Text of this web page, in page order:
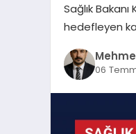
Sağlık
hedefleyen
06